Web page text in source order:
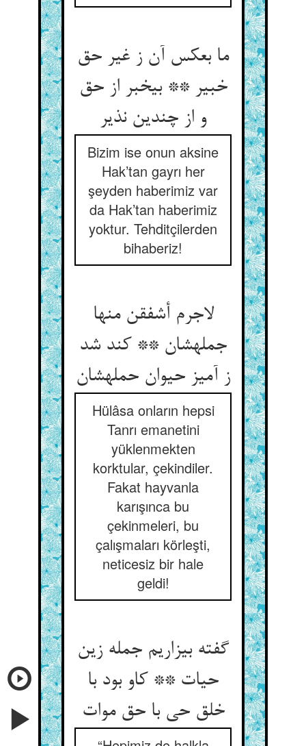
ما بعکس آن ز غیر حق
خبیر ** بی‏خبر از حق
و از چندین نذیر
Bizim ise onun aksine
Hak’tan gayrı her
şeyden haberimiz var
da Hak’tan haberimiz
yoktur. Tehditçilerden
bihaberiz!
لاجرم أشفقن منها
جمله‏شان ** کند شد
ز آمیز حیوان حمله‏شان‏
Hülâsa onların hepsi
Tanrı emanetini
yüklenmekten
korktular, çekindiler.
Fakat hayvanla
karışınca bu
çekinmeleri, bu
çalışmaları körleşti,
neticesiz bir hale
geldi!
گفته بیزاریم جمله زین
حیات ** کاو بود با
خلق حی با حق موات‏